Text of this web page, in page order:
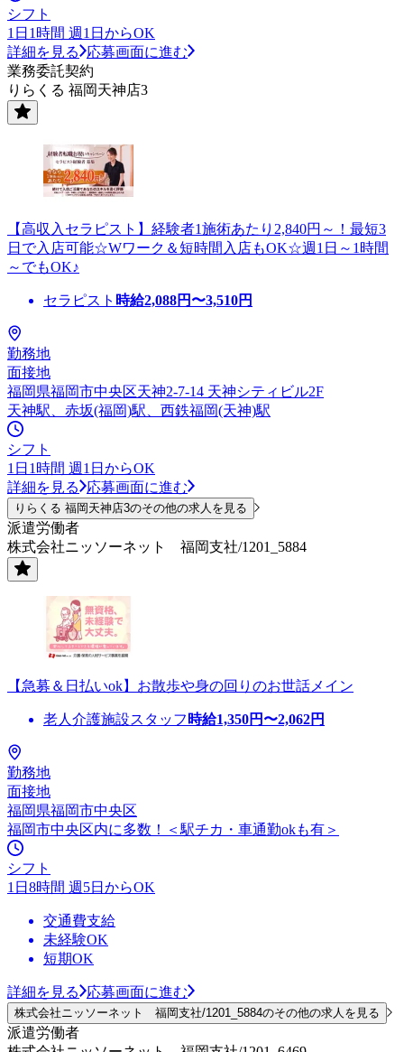
シフト
1日1時間 週1日からOK
詳細を見る
応募画面に進む
業務委託契約
りらくる 福岡天神店3
【高収入セラピスト】経験者1施術あたり2,840円～！最短3
日で入店可能☆Wワーク＆短時間入店もOK☆週1日～1時間
～でもOK♪
セラピスト 時給2,088円〜3,510円
勤務地
面接地
福岡県福岡市中央区天神2-7-14 天神シティビル2F
天神駅、赤坂(福岡)駅、西鉄福岡(天神)駅
シフト
1日1時間 週1日からOK
詳細を見る
応募画面に進む
りらくる 福岡天神店3のその他の求人を見る
派遣労働者
株式会社ニッソーネット 福岡支社/1201_5884
【急募＆日払いok】お散歩や身の回りのお世話メイン
老人介護施設スタッフ 時給1,350円〜2,062円
勤務地
面接地
福岡県福岡市中央区
福岡市中央区内に多数！＜駅チカ・車通勤okも有＞
シフト
1日8時間 週5日からOK
交通費支給
未経験OK
短期OK
詳細を見る 応募画面に進む
株式会社ニッソーネット 福岡支社/1201_5884のその他の求人を見る
派遣労働者